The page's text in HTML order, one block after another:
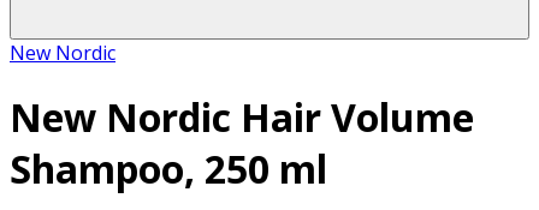
New Nordic
New Nordic Hair Volume
Shampoo, 250 ml